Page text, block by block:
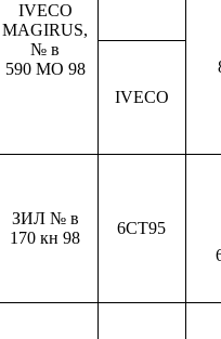
IVECO
MAGIRUS,
№ в
590 МО 98
IVECO
ЗИЛ № в
170 кн 98
6СТ95